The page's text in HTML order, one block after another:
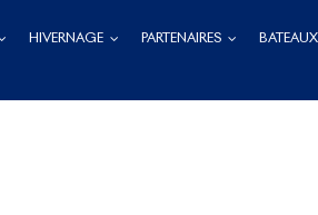
HIVERNAGE PARTENAIRES